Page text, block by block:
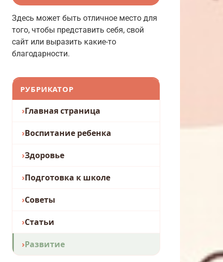
Здесь может быть отличное место для
того, чтобы представить себя, свой
сайт или выразить какие-то
благодарности.
РУБРИКАТОР
Главная страница
Воспитание ребенка
Здоровье
Подготовка к школе
Советы
Статьи
Развитие